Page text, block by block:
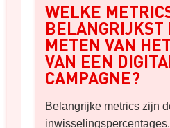
WELKE
BELANGRIJKST
METEN VAN
VAN EEN
CAMPAGNE?
Belangrijke metrics zijn